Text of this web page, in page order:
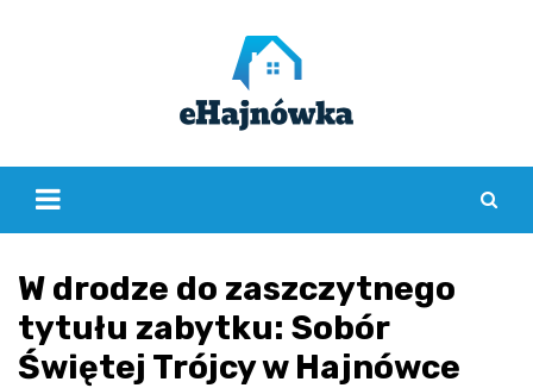
W drodze do zaszczytnego
tytułu zabytku: Sobór
Świętej Trójcy w Hajnówce